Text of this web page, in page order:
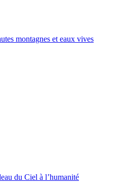
montagnes et eaux vives
du Ciel à l’humanité